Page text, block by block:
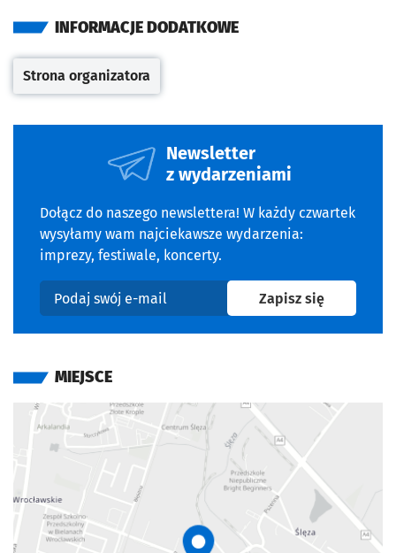
INFORMACJE DODATKOWE
Otwiera się w nowej karcie
Strona organizatora
Newsletter
z wydarzeniami
Dołącz do naszego newslettera! W każdy czwartek
wysyłamy wam najciekawsze wydarzenia:
imprezy, festiwale, koncerty.
Podaj swój e-mail
Zapisz sięna
MIEJSCE